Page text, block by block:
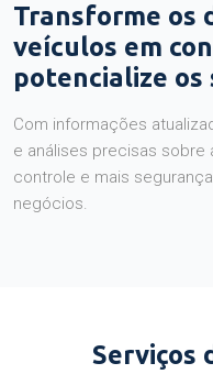
Transforme os
veículos em
potencialize os
Com informações
e análises precisas sobre
controle e mais
negócios.
Serviços